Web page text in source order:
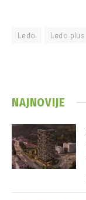
Ledo Ledo plus
NAJNOVIJE